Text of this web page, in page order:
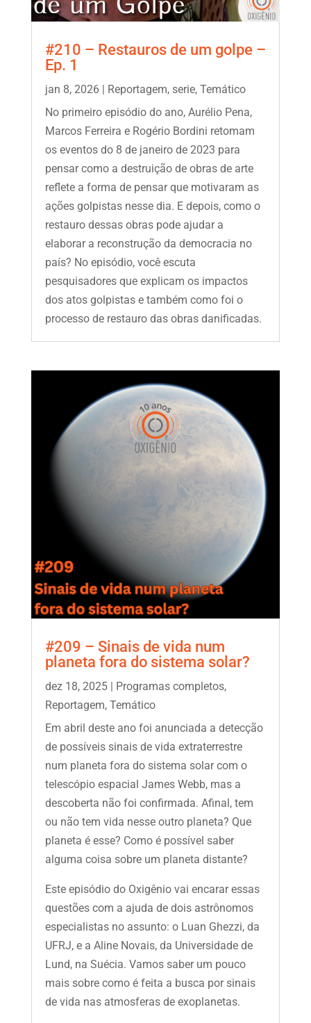
#210 – Restauros de um golpe –
Ep. 1
jan 8, 2026| Reportagem, serie, Temático
No primeiro episódio do ano, Aurélio Pena,
Marcos Ferreira e Rogério Bordini retomam
os eventos do 8 de janeiro de 2023 para
pensar como a destruição de obras de arte
reflete a forma de pensar que motivaram as
ações golpistas nesse dia. E depois, como o
restauro dessas obras pode ajudar a
elaborar a reconstrução da democracia no
país? No episódio, você escuta
pesquisadores que explicam os impactos
dos atos golpistas e também como foi o
processo de restauro das obras danificadas.
#209 – Sinais de vida num
planeta fora do sistema solar?
dez 18, 2025| Programas completos,
Reportagem, Temático
Em abril deste ano foi anunciada a detecção
de possíveis sinais de vida extraterrestre
num planeta fora do sistema solar com o
telescópio espacial James Webb, mas a
descoberta não foi confirmada. Afinal, tem
ou não tem vida nesse outro planeta? Que
planeta é esse? Como é possível saber
alguma coisa sobre um planeta distante?
Este episódio do Oxigênio vai encarar essas
questões com a ajuda de dois astrônomos
especialistas no assunto: o Luan Ghezzi, da
UFRJ, e a Aline Novais, da Universidade de
Lund, na Suécia. Vamos saber um pouco
mais sobre como é feita a busca por sinais
de vida nas atmosferas de exoplanetas.